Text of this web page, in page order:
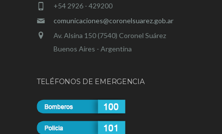
+54 2926 - 429200
comunicaciones@coronelsuarez.gob.ar
Av. Alsina 150 (7540) Coronel Suárez
Buenos Aires - Argentina
TELÉFONOS DE EMERGENCIA